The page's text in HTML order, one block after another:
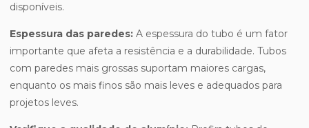
disponíveis.
Espessura das paredes: A espessura do tubo é um fator
importante que afeta a resistência e a durabilidade. Tubos
com paredes mais grossas suportam maiores cargas,
enquanto os mais finos são mais leves e adequados para
projetos leves.